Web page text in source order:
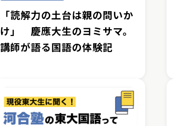
「読解力の土台は親の問いか
け」 慶應大生のヨミサマ。
講師が語る国語の体験記